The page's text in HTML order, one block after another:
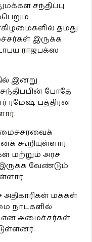
சந்திப்பு
தமது
இருக்க
ராஜபக்ஸ
இன்று
போதே
பத்திரன
கூறியுள்ளார்.
மற்றும் அரச
வேண்டும்
அதிகாரிகள் மக்கள்
நாட்களில்
என அமைச்சர்கள்